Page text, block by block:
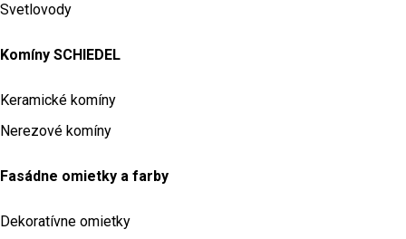
Svetlovody
Komíny SCHIEDEL
Keramické komíny
Nerezové komíny
Fasádne omietky a farby
Dekoratívne omietky